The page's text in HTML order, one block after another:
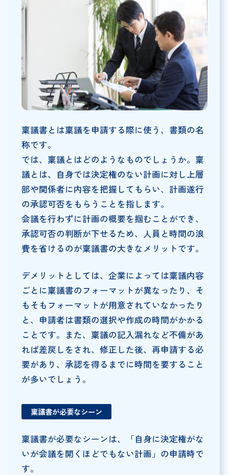
稟議書とは稟議を申請する際に使う、書類の名
称です。
では、稟議とはどのようなものでしょうか。稟
議とは、自身では決定権のない計画に対し上層
部や関係者に内容を把握してもらい、計画遂行
の承認可否をもらうことを指します。
会議を行わずに計画の概要を掴むことができ、
承認可否の判断が下せるため、人員と時間の浪
費を省けるのが稟議書の大きなメリットです。
デメリットとしては、企業によっては稟議内容
ごとに稟議書のフォーマットが異なったり、そ
もそもフォーマットが用意されていなかったり
と、申請者は書類の選択や作成の時間がかかる
ことです。また、稟議の記入漏れなど不備があ
れば差戻しをされ、修正した後、再申請する必
要があり、承認を得るまでに時間を要すること
が多いでしょう。
稟議書が必要なシーン
稟議書が必要なシーンは、「自身に決定権がな
いが会議を開くほどでもない計画」の申請時で
す。